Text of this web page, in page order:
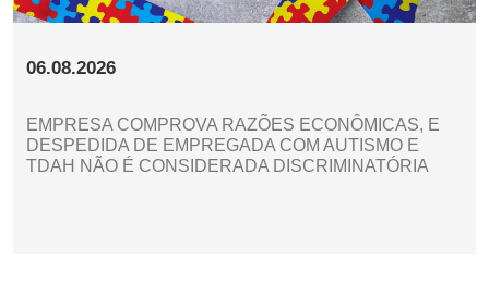
06.08.2026
EMPRESA COMPROVA RAZÕES ECONÔMICAS, E
DESPEDIDA DE EMPREGADA COM AUTISMO E
TDAH NÃO É CONSIDERADA DISCRIMINATÓRIA